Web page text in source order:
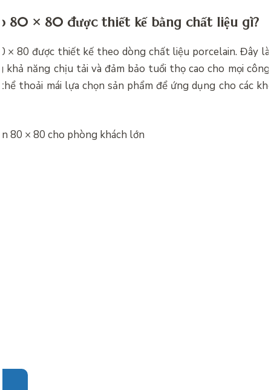
80 × 80 được thiết kế bằng chất liệu gì?
× 80 được thiết kế theo dòng chất liệu porcelain. Đây
khả năng chịu tải và đảm bảo tuổi thọ cao cho mọi
thoải mái lựa chọn sản phẩm để ứng dụng cho các